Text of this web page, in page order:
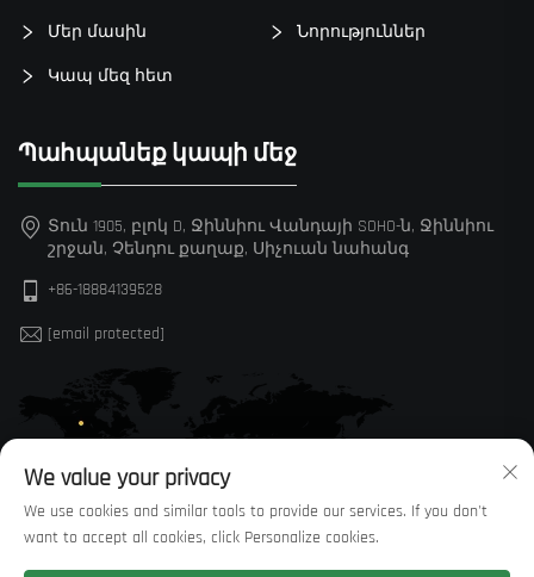
Մեր մասին Նորություններ
Կապ մեզ հետ
Պահպանեք կապի մեջ
Տուն 1905, բլոկ D, Ջիննիու Վանդայի SOHO-ն, Ջիննիու
շրջան, Չենդու քաղաք, Սիչուան նահանգ
+86-18884139528
[email protected]
We value your privacy
We use cookies and similar tools to provide our services. If you don't
want to accept all cookies, click Personalize cookies.